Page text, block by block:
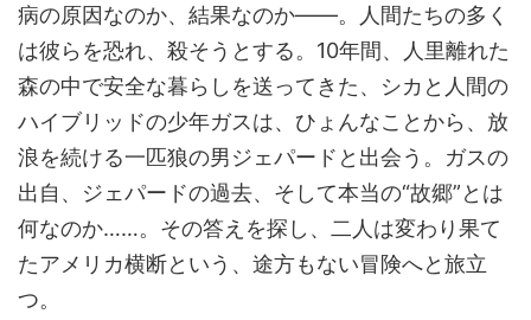
病の原因なのか、結果なのか――。人間たちの多く
は彼らを恐れ、殺そうとする。10年間、人里離れた
森の中で安全な暮らしを送ってきた、シカと人間の
ハイブリッドの少年ガスは、ひょんなことから、放
浪を続ける一匹狼の男ジェパードと出会う。ガスの
出自、ジェパードの過去、そして本当の“故郷”とは
何なのか……。その答えを探し、二人は変わり果て
たアメリカ横断という、途方もない冒険へと旅立
つ。